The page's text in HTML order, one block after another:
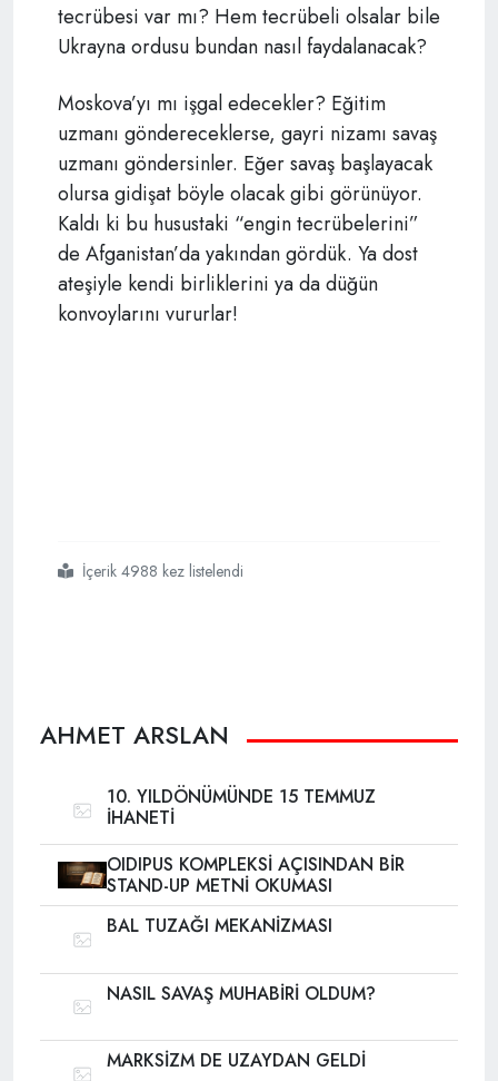
tecrübesi var mı? Hem tecrübeli olsalar bile
Ukrayna ordusu bundan nasıl faydalanacak?
Moskova’yı mı işgal edecekler? Eğitim
uzmanı göndereceklerse, gayri nizamı savaş
uzmanı göndersinler. Eğer savaş başlayacak
olursa gidişat böyle olacak gibi görünüyor.
Kaldı ki bu husustaki “engin tecrübelerini”
de Afganistan’da yakından gördük. Ya dost
ateşiyle kendi birliklerini ya da düğün
konvoylarını vururlar!
#çok
#alametler
#belirdiİçerik 4988 kez listelendi
AHMET ARSLAN
10. YILDÖNÜMÜNDE 15 TEMMUZ
İHANETİ
OIDIPUS KOMPLEKSİ AÇISINDAN BİR
STAND-UP METNİ OKUMASI
BAL TUZAĞI MEKANİZMASI
NASIL SAVAŞ MUHABİRİ OLDUM?
MARKSİZM DE UZAYDAN GELDİ